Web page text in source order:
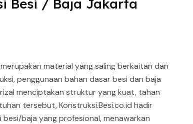
Besi / Baja Jakarta
material yang saling berkaitan dan
penggunaan bahan dasar besi dan baja
menciptakan struktur yang kuat, tahan
tersebut, Konstruksi.Besi.co.id hadir
baja yang profesional, menawarkan